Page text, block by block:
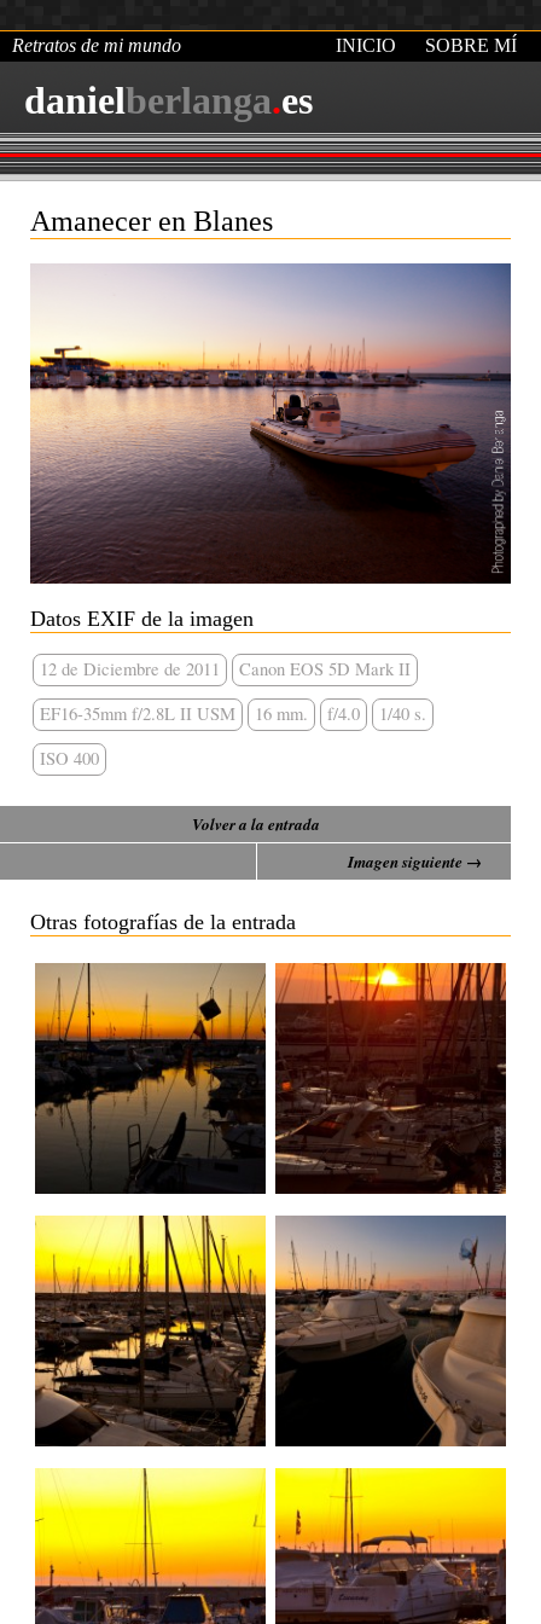
danielberlanga.es
Retratos de mi mundo INICIO SOBRE MÍ
Amanecer en Blanes
Datos EXIF de la imagen
12 de Diciembre de 2011
Canon EOS 5D Mark II
EF16-35mm f/2.8L II USM
16 mm. f/4.0
1/40 s.
ISO 400
Volver a la entrada
Imagen siguiente →
Otras fotografías de la entrada